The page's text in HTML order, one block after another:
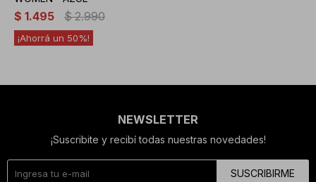
$ 1.495 $ 2.990
50
NEWSLETTER
¡Suscribite y recibí todas nuestras novedades!
SUSCRIBIRME